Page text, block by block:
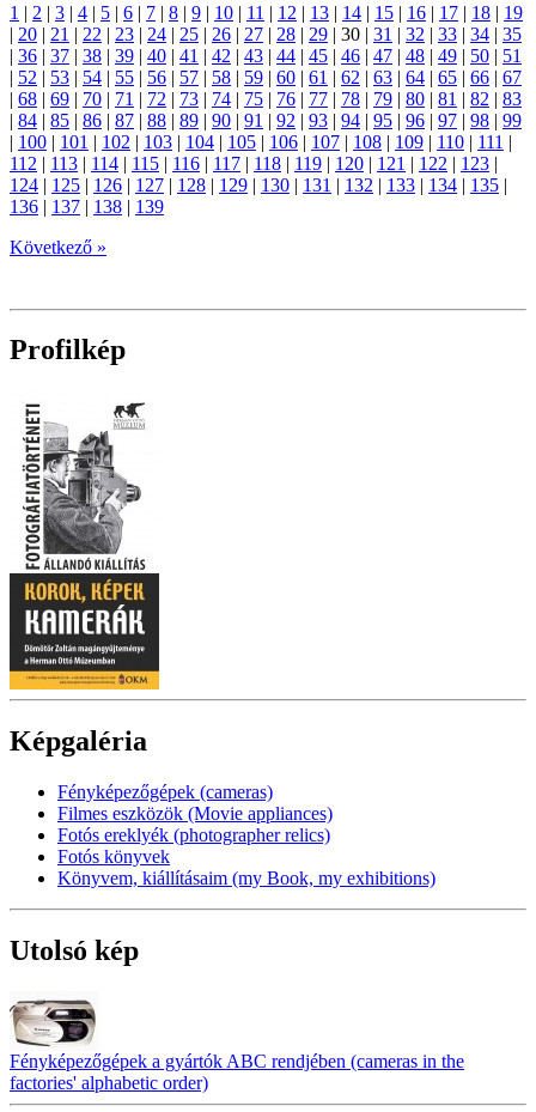
1 | 2 | 3 | 4 | 5 | 6 | 7 | 8 | 9 | 10 | 11 | 12 | 13 | 14 | 15 | 16 | 17 | 18 | 19
| 20 | 21 | 22 | 23 | 24 | 25 | 26 | 27 | 28 | 29 | 30 | 31 | 32 | 33 | 34 | 35
| 36 | 37 | 38 | 39 | 40 | 41 | 42 | 43 | 44 | 45 | 46 | 47 | 48 | 49 | 50 | 51
| 52 | 53 | 54 | 55 | 56 | 57 | 58 | 59 | 60 | 61 | 62 | 63 | 64 | 65 | 66 | 67
| 68 | 69 | 70 | 71 | 72 | 73 | 74 | 75 | 76 | 77 | 78 | 79 | 80 | 81 | 82 | 83
| 84 | 85 | 86 | 87 | 88 | 89 | 90 | 91 | 92 | 93 | 94 | 95 | 96 | 97 | 98 | 99
| 100 | 101 | 102 | 103 | 104 | 105 | 106 | 107 | 108 | 109 | 110 | 111 |
112 | 113 | 114 | 115 | 116 | 117 | 118 | 119 | 120 | 121 | 122 | 123 |
124 | 125 | 126 | 127 | 128 | 129 | 130 | 131 | 132 | 133 | 134 | 135 |
136 | 137 | 138 | 139
Következő »
Profilkép
Képgaléria
Fényképezőgépek (cameras)
Filmes eszközök (Movie appliances)
Fotós ereklyék (photographer relics)
Fotós könyvek
Könyvem, kiállításaim (my Book, my exhibitions)
Utolsó kép
Fényképezőgépek a gyártók ABC rendjében (cameras in the
factories' alphabetic order)